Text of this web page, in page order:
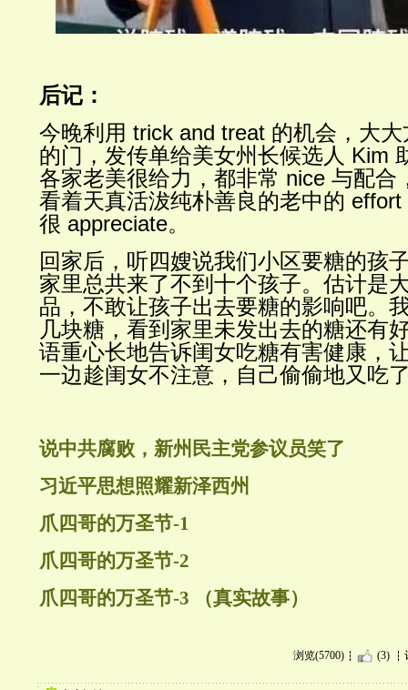
后记：
今晚利用 trick and treat 的机会，大
的门，发传单给美女州长候选人 Kim
各家老美很给力，都非常 nice 与配合
看着天真活沷纯朴善良的老中的 effort
很 appreciate。
回家后，听四嫂说我们小区要糖的孩
家里总共来了不到十个孩子。 估计是
品，不敢让孩子出去要糖的影响吧。
几块糖，看到家里未发出去的糖还有
语重心长地告诉闺女吃糖有害健康，
一边趁闺女不注意，自己偷偷地又吃
说中共腐败，新州民主党参议员笑了
习近平思想照耀新泽西州
爪四哥的万圣节-1
爪四哥的万圣节-2
爪四哥的万圣节-3 （真实故事）
浏览(5700) (3)